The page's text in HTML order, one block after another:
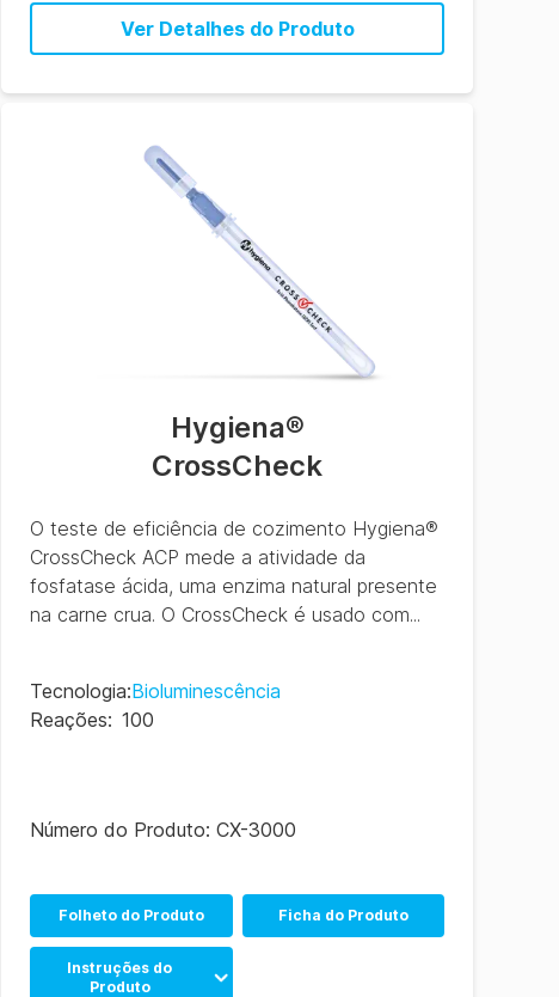
Português Spanish
Ver Detalhes do Produto
Hygiena®
CrossCheck
O teste de eficiência de cozimento Hygiena®
CrossCheck ACP mede a atividade da
fosfatase ácida, uma enzima natural presente
na carne crua. O CrossCheck é usado com...
Tecnologia:Bioluminescência
Reações: 100
Número do Produto:CX-3000
Folheto do Produto Ficha do Produto
Instruções do
Produto